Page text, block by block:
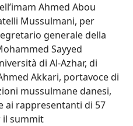
Ahmed Abou
Mussulmani, per
generale della
Sayyed
di Al-Azhar, di
Akkari, portavoce di
mussulmane danesi,
ai rappresentanti di 57
il summit